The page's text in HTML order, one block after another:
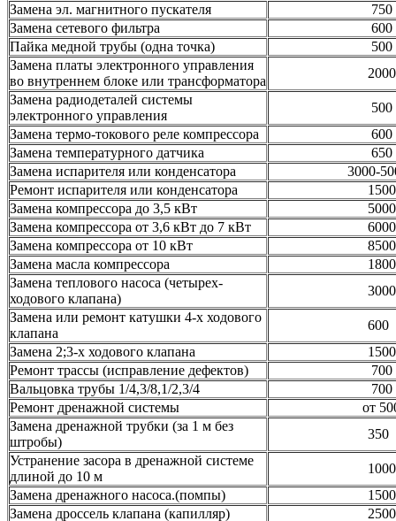
Замена эл. магнитного пускателя
750
Замена сетевого фильтра
600
Пайка медной трубы (одна точка)
500
Замена платы электронного управления
во внутреннем блоке или трансформатора
2000
Замена радиодеталей системы
электронного управления
500
Замена термо-токового реле компрессора
600
Замена температурного датчика
650
Замена испарителя или конденсатора
3000-
Ремонт испарителя или конденсатора
1500
Замена компрессора до 3,5 кВт
5000
Замена компрессора от 3,6 кВт до 7 кВт
6000
Замена компрессора от 10 кВт
8500
Замена масла компрессора
1800
Замена теплового насоса (четырех-
ходового клапана)
3000
Замена или ремонт катушки 4-х ходового
клапана
600
Замена 2;3-х ходового клапана
1500
Ремонт трассы (исправление дефектов)
700
Вальцовка трубы 1/4,3/8,1/2,3/4
700
Ремонт дренажной системы
от
Замена дренажной трубки (за 1 м без
штробы)
350
Устранение засора в дренажной системе
длиной до 10 м
1000
Замена дренажного насоса.(помпы)
1500
Замена дроссель клапана (капилляр)
2500